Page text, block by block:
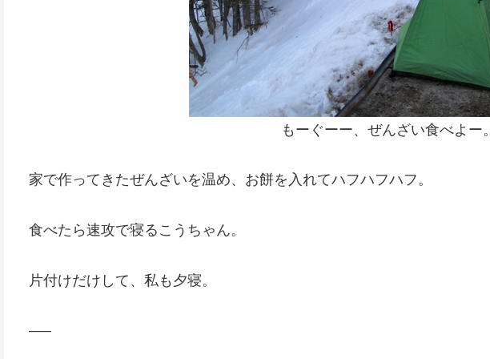
もーぐーー、ぜんざい食べよー。
家で作ってきたぜんざいを温め、お餅を入れてハフハフハフ。
食べたら速攻で寝るこうちゃん。
片付けだけして、私も夕寝。
—–